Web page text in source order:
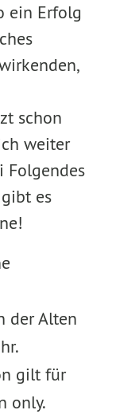
ein Erfolg
schon
weiter
Folgendes
es
der Alten
gilt für
only.